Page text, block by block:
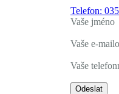
Telefon:
Vaše jméno
Vaše e-
Vaše
Odeslat